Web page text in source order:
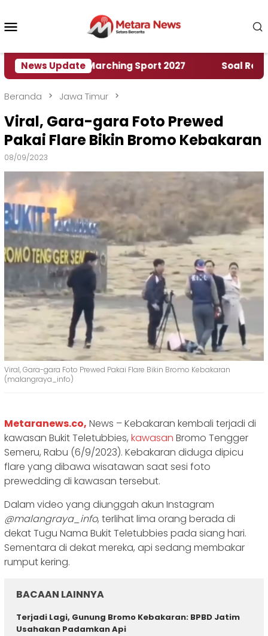
konten
News Update
World Marching Sport 2027 ‎Soal Rencana
Beranda Jawa Timur
Viral, Gara-gara Foto Prewed
Pakai Flare Bikin Bromo Kebakaran
08/09/2023
Viral, Gara-gara Foto Prewed Pakai Flare Bikin Bromo Kebakaran
(malangraya_info)
Metaranews.co, News – Kebakaran kembali terjadi di
kawasan Bukit Teletubbies, kawasan Bromo Tengger
Semeru, Rabu (6/9/2023). Kebakaran diduga dipicu
flare yang dibawa wisatawan saat sesi foto
prewedding di kawasan tersebut.
Dalam video yang diunggah akun Instagram
@malangraya_info, terlihat lima orang berada di
dekat Tugu Nama Bukit Teletubbies pada siang hari.
Sementara di dekat mereka, api sedang membakar
rumput kering.
BACAAN LAINNYA
Terjadi Lagi, Gunung Bromo Kebakaran: BPBD Jatim
Usahakan Padamkan Api